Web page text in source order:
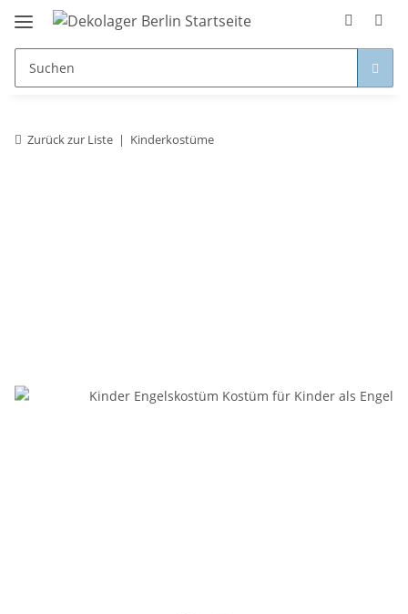
Zurück zur Liste Kinderkostüme